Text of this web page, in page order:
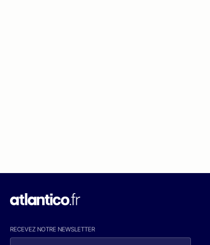
RECEVEZ NOTRE NEWSLETTER